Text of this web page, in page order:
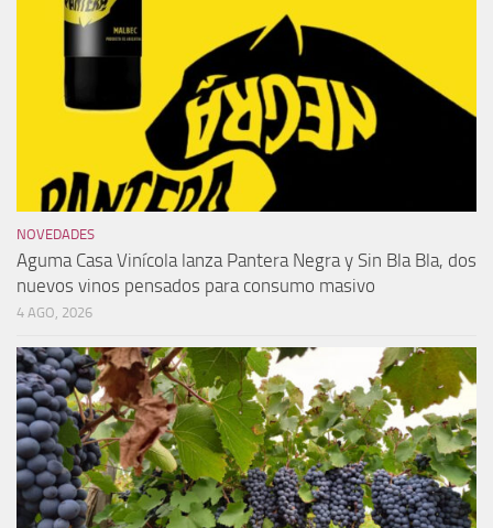
NOVEDADES
Aguma Casa Vinícola lanza Pantera Negra y Sin Bla Bla, dos
nuevos vinos pensados para consumo masivo
4 AGO, 2026